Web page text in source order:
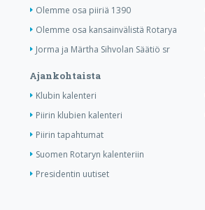
Olemme osa piiriä 1390
Olemme osa kansainvälistä Rotarya
Jorma ja Märtha Sihvolan Säätiö sr
Ajankohtaista
Klubin kalenteri
Piirin klubien kalenteri
Piirin tapahtumat
Suomen Rotaryn kalenteriin
Presidentin uutiset